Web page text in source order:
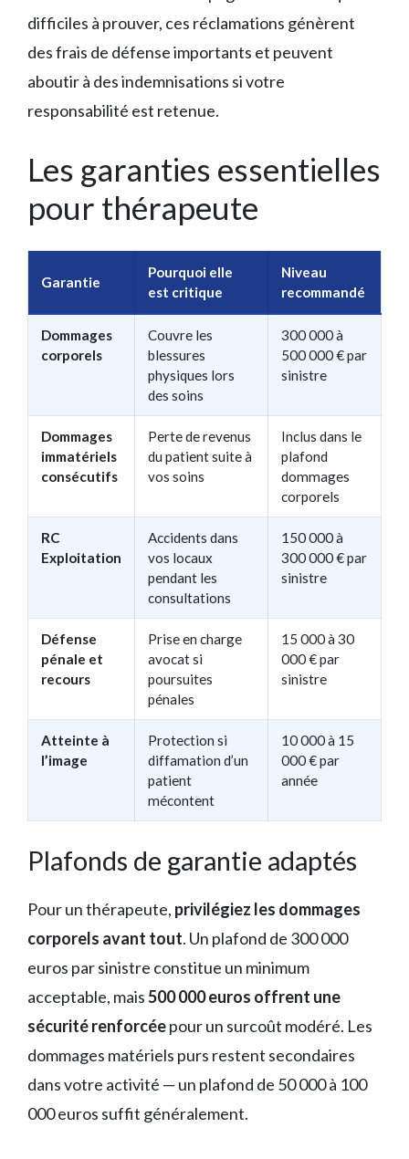
difficiles à prouver, ces réclamations génèrent
des frais de défense importants et peuvent
aboutir à des indemnisations si votre
responsabilité est retenue.
Les garanties essentielles
pour thérapeute
Garantie
Pourquoi elle
est critique
Niveau
recommandé
Dommages
corporels
Couvre les
blessures
physiques lors
des soins
300 000 à
500 000 € par
sinistre
Dommages
immatériels
consécutifs
Perte de revenus
du patient suite à
vos soins
Inclus dans le
plafond
dommages
corporels
RC
Exploitation
Accidents dans
vos locaux
pendant les
consultations
150 000 à
300 000 € par
sinistre
Défense
pénale et
recours
Prise en charge
avocat si
poursuites
pénales
15 000 à 30
000 € par
sinistre
Atteinte à
l’image
Protection si
diffamation d’un
patient
mécontent
10 000 à 15
000 € par
année
Plafonds de garantie adaptés
Pour un thérapeute, privilégiez les dommages
corporels avant tout. Un plafond de 300 000
euros par sinistre constitue un minimum
acceptable, mais500 000 euros offrent une
sécurité renforcéepour un surcoût modéré. Les
dommages matériels purs restent secondaires
dans votre activité — un plafond de 50 000 à 100
000 euros suffit généralement.